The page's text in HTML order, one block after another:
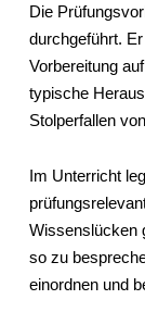
Die
durchgeführt.
Vorbereitung
typische
Stolperfallen
Im Unterricht
Wissenslücken
so zu
einordnen und